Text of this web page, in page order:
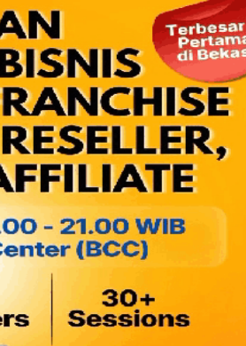
Negeri Makassar, Sulsel
serta menjaga tumbuhnya
berskala internasional yang
Ngopi Bareng Warga RW 03 Jaka
menangani berbagai bencana alam.
terkena dampak bencana alam.
ke Udinus Semarang Melepas